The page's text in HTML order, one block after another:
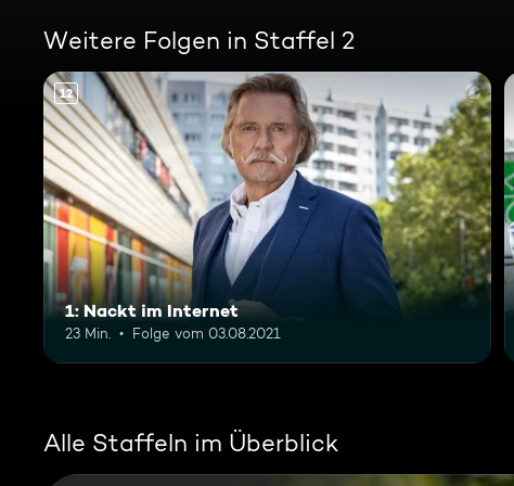
Weitere Folgen in Staffel 2
12
1: Nackt im Internet
23 Min. Folge vom 03.08.2021
Alle Staffeln im Überblick